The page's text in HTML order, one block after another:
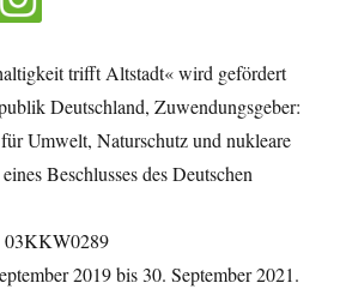
trifft Altstadt« wird gefördert
Deutschland, Zuwendungsgeber:
Umwelt, Naturschutz und nukleare
Beschlusses des Deutschen
03KKW0289
2019 bis 30. September 2021.